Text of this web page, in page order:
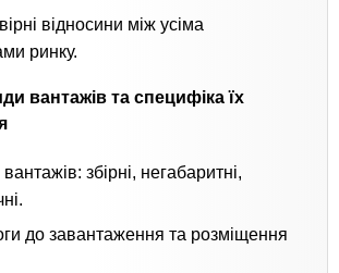
відносини між усіма
ринку.
вантажів та специфіка їх
збірні, негабаритні,
до завантаження та розміщення